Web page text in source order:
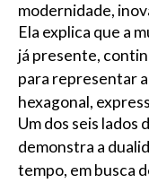
modernidade,
Ela explica que a
já presente,
para representar
hexagonal,
Um dos seis lados
demonstra a
tempo, em busca